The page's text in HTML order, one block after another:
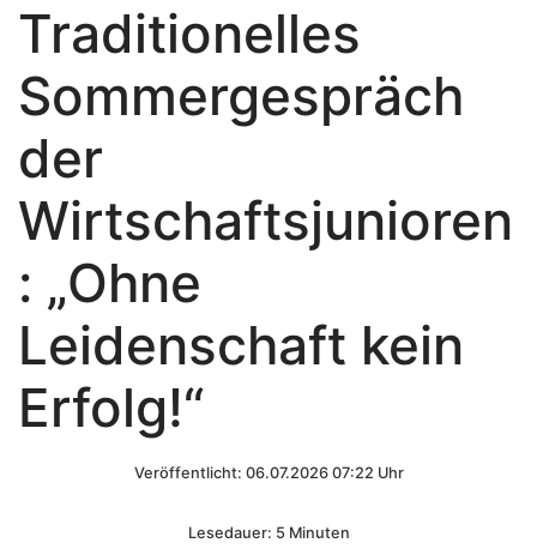
Traditionelles
Sommergespräch
der
Wirtschaftsjunioren
: „Ohne
Leidenschaft kein
Erfolg!“
Veröffentlicht: 06.07.2026 07:22 Uhr
Lesedauer: 5 Minuten